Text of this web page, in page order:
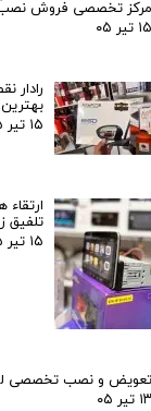
مرکز تخصصی فروش نصب
۱۵ تیر ۰۵
۱۵ تیر ۰۵
تلفیق
۱۵ تیر ۰۵
تعویض و نصب تخصصی
۱۳ تیر ۰۵